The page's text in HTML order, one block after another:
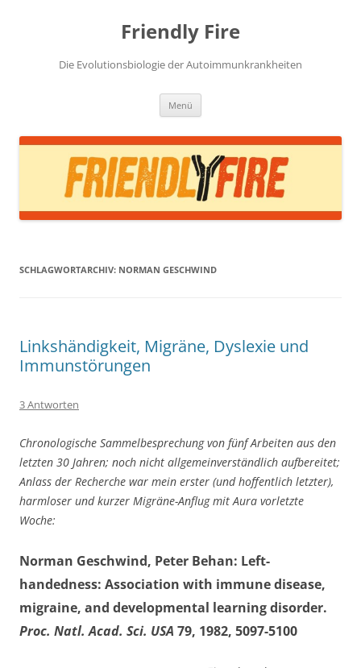
Friendly Fire
Die Evolutionsbiologie der Autoimmunkrankheiten
Menü
SCHLAGWORTARCHIV: NORMAN GESCHWIND
Linkshändigkeit, Migräne, Dyslexie und
Immunstörungen
3 Antworten
Chronologische Sammelbesprechung von fünf Arbeiten aus den
letzten 30 Jahren; noch nicht allgemeinverständlich aufbereitet;
Anlass der Recherche war mein erster (und hoffentlich letzter),
harmloser und kurzer Migräne-Anflug mit Aura vorletzte
Woche:
Norman Geschwind, Peter Behan: Left-
handedness: Association with immune disease,
migraine, and developmental learning disorder.
Proc. Natl. Acad. Sci. USA 79, 1982, 5097-5100